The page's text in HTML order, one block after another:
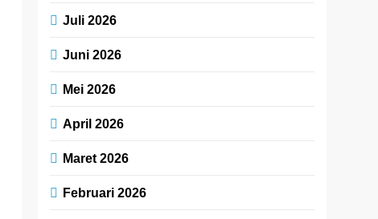
Juli 2026
Juni 2026
Mei 2026
April 2026
Maret 2026
Februari 2026